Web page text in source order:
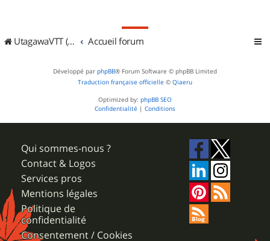
UtagawaVTT (Randos VTT et VTTAE avec traces GPS) Accueil forum
Développé par phpBB® Forum Software © phpBB Limited
Traduction française officielle © Qiaeru
Optimized by: phpBB SEO
Confidentialité | Conditions
Qui sommes-nous ?
Contact & Logos
Services pros
Mentions légales
Politique de
confidentialité
Consentement / Cookies